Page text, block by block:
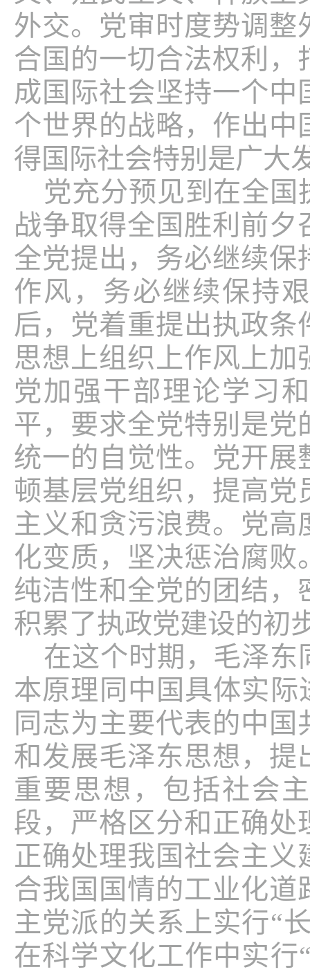
外交。党审时度势调
合国的一切合法权利
成国际社会坚持一个
个世界的战略，作出
得国际社会特别是广大
党充分预见到在全
战争取得全国胜利前
全党提出，务必继续
作风，务必继续保持
后，党着重提出执政
思想上组织上作风上
党加强干部理论学习
平，要求全党特别是
统一的自觉性。党开
顿基层党组织，提高
主义和贪污浪费。党
化变质，坚决惩治腐
纯洁性和全党的团结
积累了执政党建设的初
在这个时期，毛泽
本原理同中国具体实际
同志为主要代表的中
和发展毛泽东思想，
重要思想，包括社会
段，严格区分和正确
正确处理我国社会主
合我国国情的工业化
主党派的关系上实行“
在科学文化工作中实行